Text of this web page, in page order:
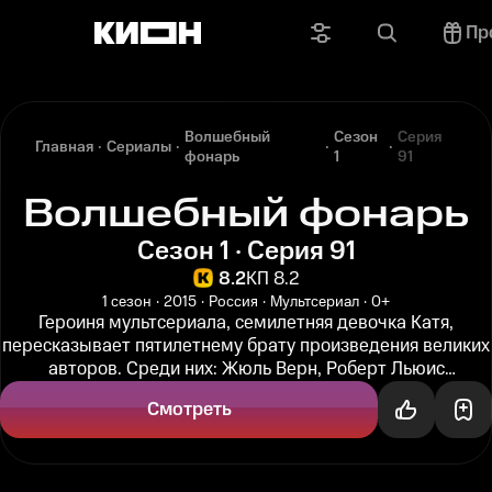
Главная Сериалы
Волшебный
фонарь
Сезон
1
Серия
91
Волшебный фонарь
Сезон 1 · Серия 91
8.2КП 8.2
1 сезон 2015 Россия Мультсериал 0+
Героиня мультсериала, семилетняя девочка Катя,
пересказывает пятилетнему брату произведения великих
авторов. Среди них: Жюль Верн, Роберт Льюис
Стивенсон, Артур Конан Дойл...
Смотреть